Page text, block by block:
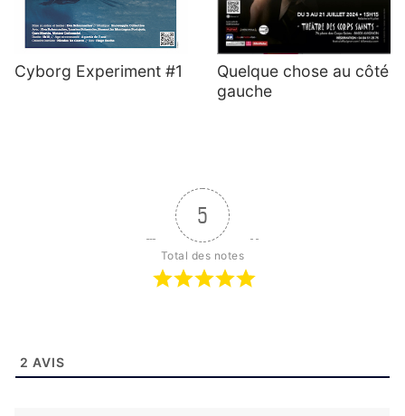
Cyborg Experiment #1
Quelque chose au côté
gauche
5
Total des notes
2 AVIS